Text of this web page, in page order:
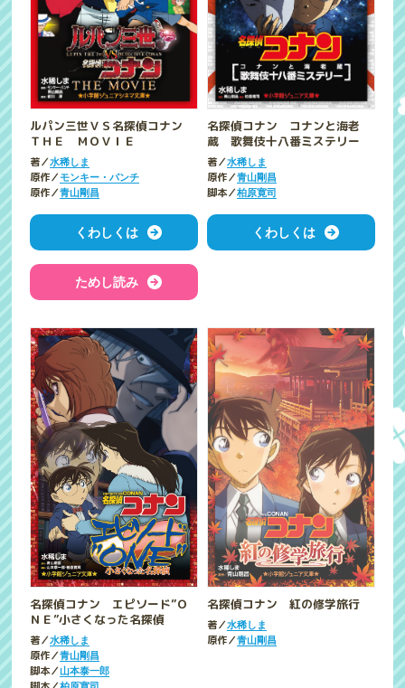
ルパン三世ＶＳ名探偵コナン
ＴＨＥ ＭＯＶＩＥ
著／水稀しま
原作／モンキー・パンチ
原作／青山剛昌
くわしくは
ためし読み
名探偵コナン コナンと海老
蔵 歌舞伎十八番ミステリー
著／水稀しま
原作／青山剛昌
脚本／柏原寛司
くわしくは
名探偵コナン エピソード”Ｏ
ＮＥ”小さくなった名探偵
著／水稀しま
原作／青山剛昌
脚本／山本泰一郎
名探偵コナン 紅の修学旅行
著／水稀しま
原作／青山剛昌